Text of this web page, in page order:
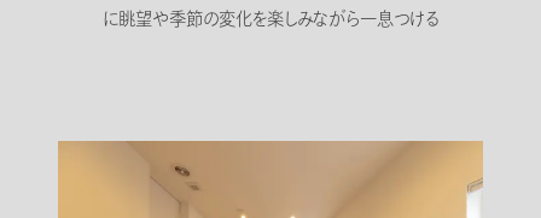
に眺望や季節の変化を楽しみながら一息つける